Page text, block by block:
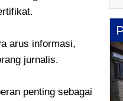
arus informasi,
jurnalis.
penting sebagai